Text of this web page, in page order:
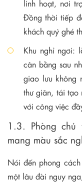
linh hoạt, nơi
Đồng thời tiếp
khách quý ghé
Khu nghỉ ngơi:
cân bằng sau
giao lưu không
thư giãn, tái tạo
với công việc
1.3. Phòng
mang màu sắc
Nói đến phong
một lâu đài nguy